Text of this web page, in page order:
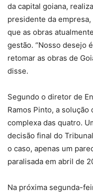
da capital goiana,
presidente da
que as obras
gestão. “Nosso desejo
retomar as obras de
disse.
Segundo o diretor de
Ramos Pinto, a solução
complexa das quatro.
decisão final do
o caso, apenas um
paralisada em abril de
Na próxima segunda-